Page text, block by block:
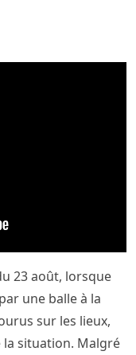
23 août, lorsque
une balle à la
sur les lieux,
la situation. Malgré